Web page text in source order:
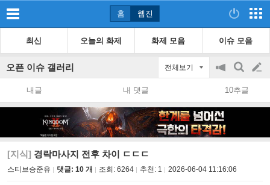
홈 웹진
최신 오늘의 화제 화제 모음 이슈 모음
오픈 이슈 갤러리 전체보기
공
지
on/off
검
색
글
쓰
내글 내 댓글 10추글
[지식] 경락마사지 전후 차이 ㄷㄷㄷ
스티브승준유 댓글: 10 개 조회: 6264 추천: 1 2026-06-04 11:16:06